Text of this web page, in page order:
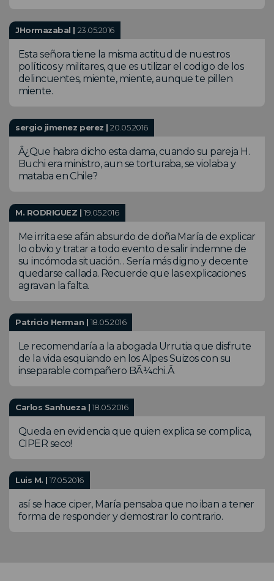
JHormazabal | 23.05.2016
Esta señora tiene la misma actitud de nuestros
políticos y militares, que es utilizar el codigo de los
delincuentes, miente, miente, aunque te pillen
miente.
sergio jimenez perez |20.05.2016
Â¿Que habra dicho esta dama, cuando su pareja H.
Buchi era ministro, aun se torturaba, se violaba y
mataba en Chile?
M. RODRIGUEZ |19.05.2016
Me irrita ese afán absurdo de doña María de explicar
lo obvio y tratar a todo evento de salir indemne de
su incómoda situación. . Sería más digno y decente
quedarse callada. Recuerde que las explicaciones
agravan la falta.
Patricio Herman | 18.05.2016
Le recomendaría a la abogada Urrutia que disfrute
de la vida esquiando en los Alpes Suizos con su
inseparable compañero BÃ¼chi.Â
Carlos Sanhueza | 18.05.2016
Queda en evidencia que quien explica se complica,
CIPER seco!
Luis M. |17.05.2016
así se hace ciper, María pensaba que no iban a tener
forma de responder y demostrar lo contrario.